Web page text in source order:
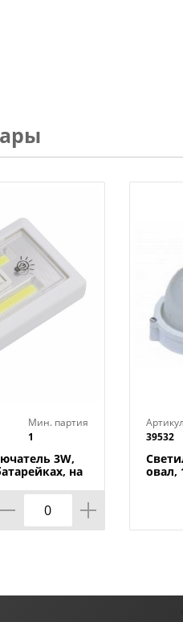
Мин. партия
1
3W,
на
Артикул
39532
овал,